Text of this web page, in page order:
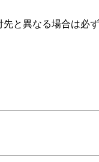
と異なる場合は必